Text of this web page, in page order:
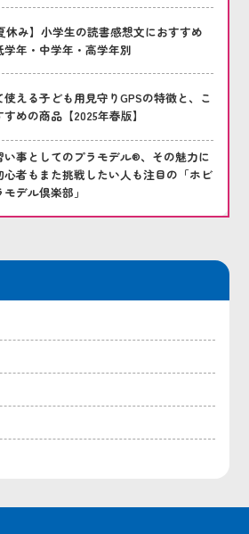
休み】小学生の読書感想文におすすめ
学年・中学年・高学年別
使える子ども用見守りGPSの特徴と、こ
めの商品【2025年春版】
い事としてのプラモデル®、その魅力に
心者もまた挑戦したい人も注目の「ホビ
デル倶楽部」